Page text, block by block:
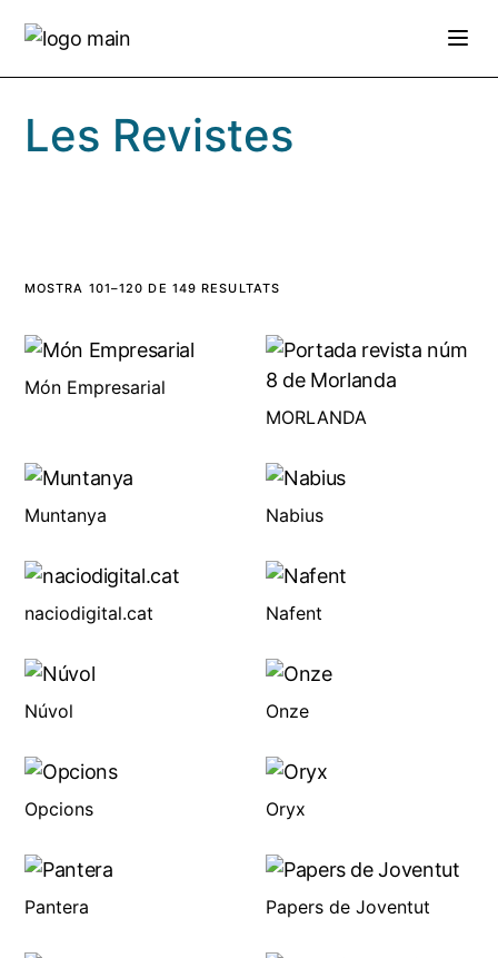
the
Les Revistes
MOSTRA 101–120 DE 149 RESULTATS
Món Empresarial
MORLANDA
Muntanya Nabius
naciodigital.cat Nafent
Núvol Onze
Opcions Oryx
Pantera Papers de Joventut